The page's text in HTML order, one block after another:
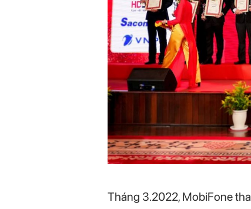
Tháng 3.2022, MobiFone